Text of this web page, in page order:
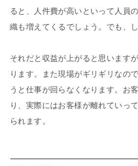
ると、人件費が高いといって人員
織も増えてくるでしょう。でも、
それだと収益が上がると思います
ります。また現場がギリギリなの
うと仕事が回らなくなります。お
り、実際にはお客様が離れていっ
られます。